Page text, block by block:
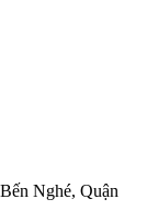
Nghé, Quận